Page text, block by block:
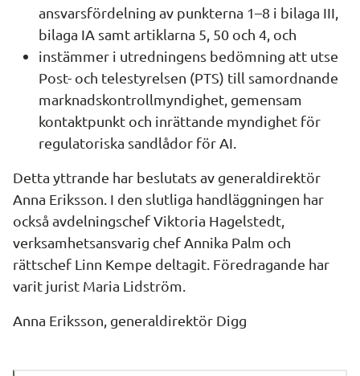
ansvarsfördelning av punkterna 1–8 i bilaga III,
bilaga IA samt artiklarna 5, 50 och 4, och
instämmer i utredningens bedömning att utse
Post- och telestyrelsen (PTS) till samordnande
marknadskontrollmyndighet, gemensam
kontaktpunkt och inrättande myndighet för
regulatoriska sandlådor för AI.
Detta yttrande har beslutats av generaldirektör
Anna Eriksson. I den slutliga handläggningen har
också avdelningschef Viktoria Hagelstedt,
verksamhetsansvarig chef Annika Palm och
rättschef Linn Kempe deltagit. Föredragande har
varit jurist Maria Lidström.
Anna Eriksson, generaldirektör Digg